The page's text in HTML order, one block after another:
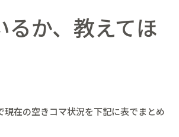
るか、教えてほ
現在の空きコマ状況を下記に表でまとめ